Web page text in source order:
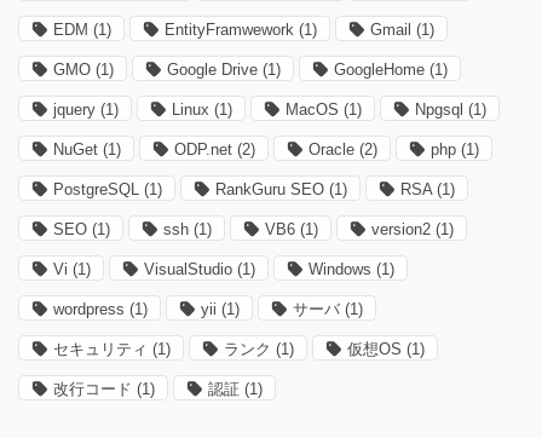
EDM (1) EntityFramwework (1) Gmail (1)
GMO (1) Google Drive (1) GoogleHome (1)
jquery (1) Linux (1) MacOS (1) Npgsql (1)
NuGet (1) ODP.net (2) Oracle (2) php (1)
PostgreSQL (1) RankGuru SEO (1) RSA (1)
SEO (1) ssh (1) VB6 (1) version2 (1)
Vi (1) VisualStudio (1) Windows (1)
wordpress (1) yii (1) サーバ (1)
セキュリティ (1) ランク (1) 仮想OS (1)
改行コード (1) 認証 (1)